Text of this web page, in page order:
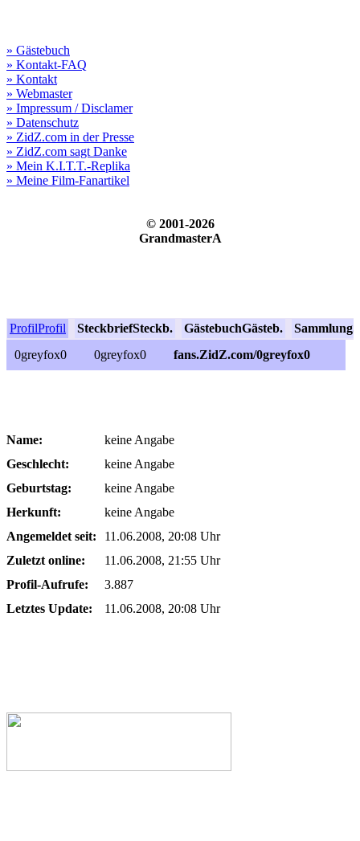
» Gästebuch
» Kontakt-FAQ
» Kontakt
» Webmaster
» Impressum / Disclamer
» Datenschutz
» ZidZ.com in der Presse
» ZidZ.com sagt Danke
» Mein K.I.T.T.-Replika
» Meine Film-Fanartikel
© 2001-2026
GrandmasterA
ProfilProfil SteckbriefSteckb. GästebuchGästeb. Sammlung
0greyfox0
0greyfox0 fans.ZidZ.com/0greyfox0
Name:
keine Angabe
Geschlecht:
keine Angabe
Geburtstag:
keine Angabe
Herkunft:
keine Angabe
Angemeldet seit:
11.06.2008, 20:08 Uhr
Zuletzt online:
11.06.2008, 21:55 Uhr
Profil-Aufrufe:
3.887
Letztes Update:
11.06.2008, 20:08 Uhr